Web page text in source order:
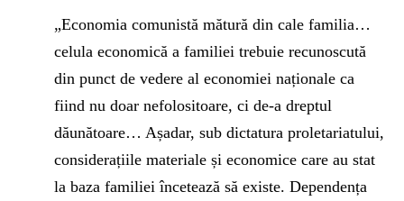
„Economia comunistă mătură din cale familia…
celula economică a familiei trebuie recunoscută
din punct de vedere al economiei naționale ca
fiind nu doar nefolositoare, ci de-a dreptul
dăunătoare… Așadar, sub dictatura proletariatului,
considerațiile materiale și economice care au stat
la baza familiei încetează să existe. Dependența